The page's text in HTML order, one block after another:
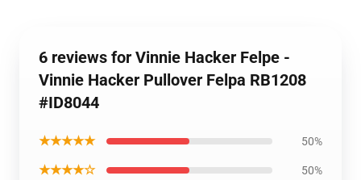
6 reviews for Vinnie Hacker Felpe -
Vinnie Hacker Pullover Felpa RB1208
#ID8044
★★★★★ 50%
★★★★☆ 50%